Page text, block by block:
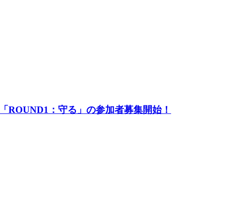
ROUND1：守る」の参加者募集開始！